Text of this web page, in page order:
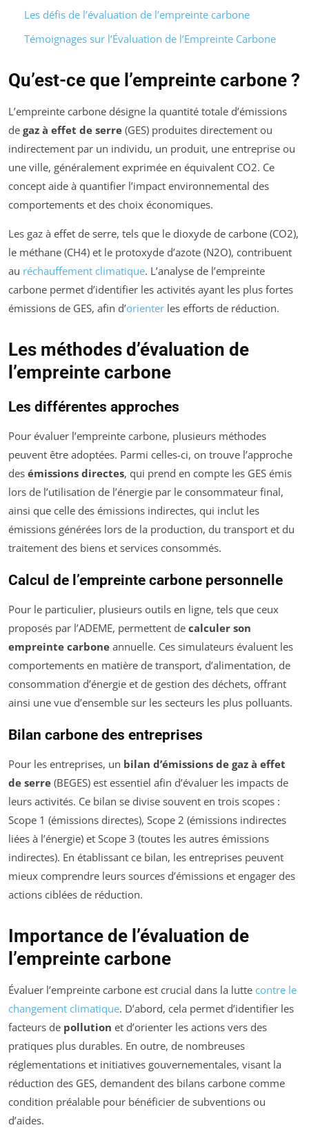
Les défis de l’évaluation de l’empreinte carbone
Témoignages sur l’Évaluation de l’Empreinte Carbone
Qu’est-ce que l’empreinte carbone ?
L’empreinte carbone désigne la quantité totale d’émissions
de gaz à effet de serre (GES) produites directement ou
indirectement par un individu, un produit, une entreprise ou
une ville, généralement exprimée en équivalent CO2. Ce
concept aide à quantifier l’impact environnemental des
comportements et des choix économiques.
Les gaz à effet de serre, tels que le dioxyde de carbone (CO2),
le méthane (CH4) et le protoxyde d’azote (N2O), contribuent
au réchauffement climatique. L’analyse de l’empreinte
carbone permet d’identifier les activités ayant les plus fortes
émissions de GES, afin d’orienter les efforts de réduction.
Les méthodes d’évaluation de
l’empreinte carbone
Les différentes approches
Pour évaluer l’empreinte carbone, plusieurs méthodes
peuvent être adoptées. Parmi celles-ci, on trouve l’approche
des émissions directes, qui prend en compte les GES émis
lors de l’utilisation de l’énergie par le consommateur final,
ainsi que celle des émissions indirectes, qui inclut les
émissions générées lors de la production, du transport et du
traitement des biens et services consommés.
Calcul de l’empreinte carbone personnelle
Pour le particulier, plusieurs outils en ligne, tels que ceux
proposés par l’ADEME, permettent de calculer son
empreinte carbone annuelle. Ces simulateurs évaluent les
comportements en matière de transport, d’alimentation, de
consommation d’énergie et de gestion des déchets, offrant
ainsi une vue d’ensemble sur les secteurs les plus polluants.
Bilan carbone des entreprises
Pour les entreprises, un bilan d’émissions de gaz à effet
de serre (BEGES) est essentiel afin d’évaluer les impacts de
leurs activités. Ce bilan se divise souvent en trois scopes :
Scope 1 (émissions directes), Scope 2 (émissions indirectes
liées à l’énergie) et Scope 3 (toutes les autres émissions
indirectes). En établissant ce bilan, les entreprises peuvent
mieux comprendre leurs sources d’émissions et engager des
actions ciblées de réduction.
Importance de l’évaluation de
l’empreinte carbone
Évaluer l’empreinte carbone est crucial dans la lutte contre le
changement climatique. D’abord, cela permet d’identifier les
facteurs de pollution et d’orienter les actions vers des
pratiques plus durables. En outre, de nombreuses
réglementations et initiatives gouvernementales, visant la
réduction des GES, demandent des bilans carbone comme
condition préalable pour bénéficier de subventions ou
d’aides.